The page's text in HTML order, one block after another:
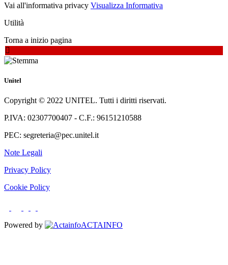
Vai all'informativa privacy Visualizza Informativa
Utilità
Torna a inizio pagina
Unitel
Copyright © 2022 UNITEL. Tutti i diritti riservati.
P.IVA: 02307700407 - C.F.: 96151210588
PEC: segreteria@pec.unitel.it
Note Legali
Privacy Policy
Cookie Policy
Powered by ACTAINFO